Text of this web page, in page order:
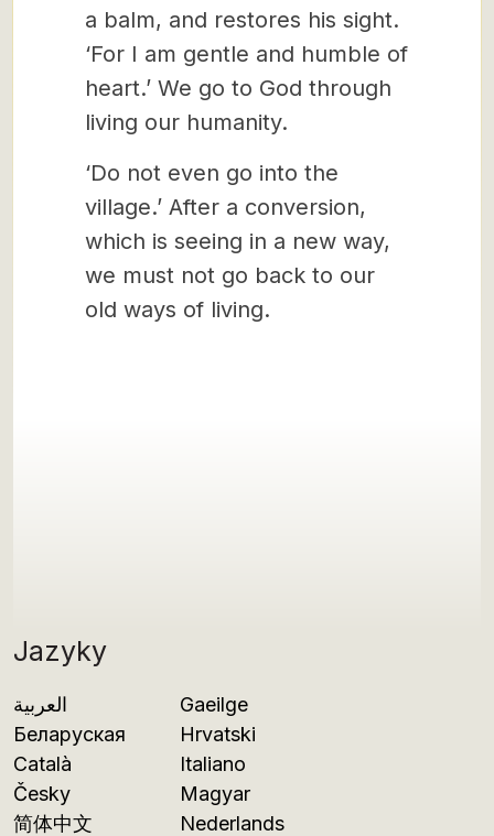
Jazyky
العربية
Беларуская
Català
Česky
简体中文
Gaeilge
Hrvatski
Italiano
Magyar
Nederlands
a balm, and restores his sight.
‘For I am gentle and humble of
heart.’ We go to God through
living our humanity.
‘Do not even go into the
village.’ After a conversion,
which is seeing in a new way,
we must not go back to our
old ways of living.